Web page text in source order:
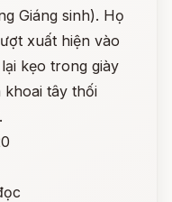
Giáng sinh). Họ
xuất hiện vào
kẹo trong giày
tây thối